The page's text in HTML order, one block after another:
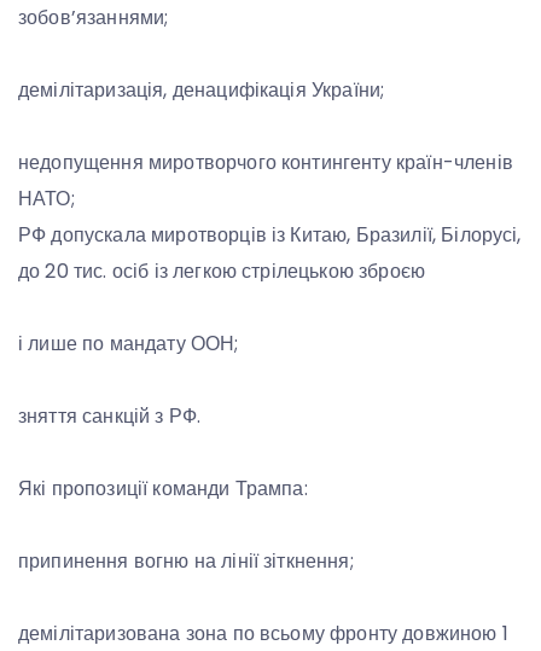
зобов’язаннями;
демілітаризація, денацифікація України;
недопущення миротворчого контингенту країн-членів
НАТО;
РФ допускала миротворців із Китаю, Бразилії, Білорусі,
до 20 тис. осіб із легкою стрілецькою зброєю
і лише по мандату ООН;
зняття санкцій з РФ.
Які пропозиції команди Трампа:
припинення вогню на лінії зіткнення;
демілітаризована зона по всьому фронту довжиною 1